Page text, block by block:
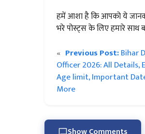
हमें आशा है कि आपको ये
भरे पोस्ट्स के लिए हमारे साथ
« Previous Post:Bihar
Officer 2026: All Details,
Age limit, Important
More